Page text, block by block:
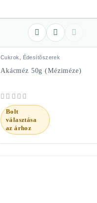
Cukrok, Édesítõszerek
Akácméz 50g (Méziméze)
Bolt
választása
az árhoz